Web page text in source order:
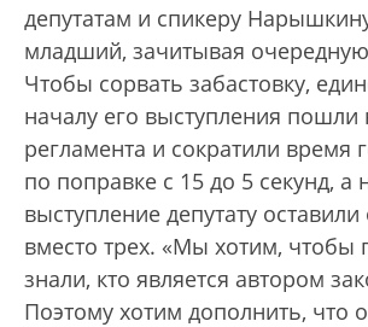
депутатам и спикеру
младший, зачитывая
Чтобы сорвать забастовку,
началу его выступления
регламента и сократили время
по поправке с 15 до 5 секунд, а
выступление депутату
вместо трех. «Мы хотим, чтобы
знали, кто является автором
Поэтому хотим дополнить, что